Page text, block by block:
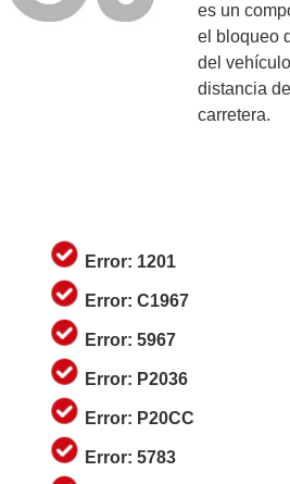
es un
el bloqueo
del
distancia
carretera.
Error: 1201
Error: C1967
Error: 5967
Error: P2036
Error: P20CC
Error: 5783